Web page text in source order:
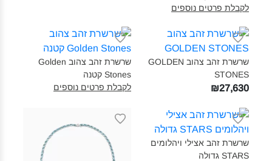
לקבלת פרטים נוספים
שרשרת זהב צהוב GOLDEN
STONES‎
₪27,630
שרשרת זהב צהוב Golden
Stones קטנה‎
לקבלת פרטים נוספים
שרשרת זהב אצילי ויהלומים
STARS גדולה‎